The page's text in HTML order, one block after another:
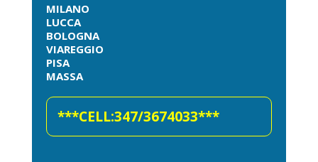
MILANO
LUCCA
BOLOGNA
VIAREGGIO
PISA
MASSA
***CELL:347/3674033***